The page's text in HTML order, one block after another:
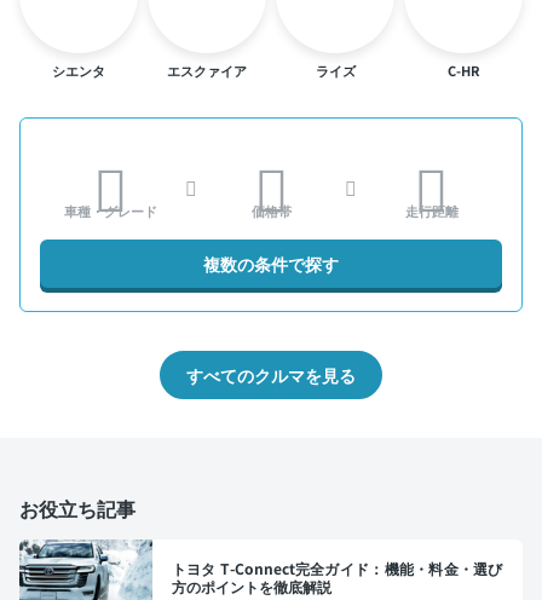
シエンタ エスクァイア ライズ C-HR
車種・グレード 価格帯 走行距離
複数の条件で探す
すべてのクルマを見る
お役立ち記事
トヨタ T-Connect完全ガイド：機能・料金・選び
方のポイントを徹底解説